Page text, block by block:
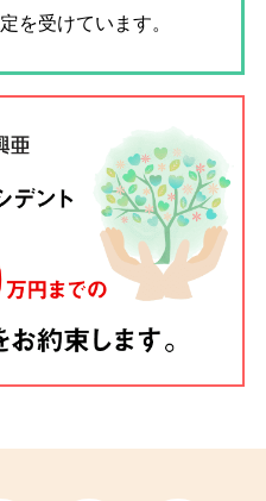
を受けています。